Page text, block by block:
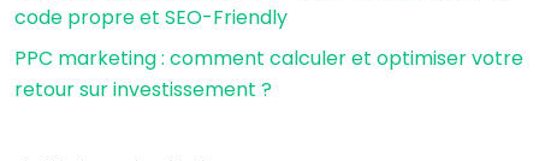
code propre et SEO-Friendly
PPC marketing : comment calculer et optimiser votre
retour sur investissement ?